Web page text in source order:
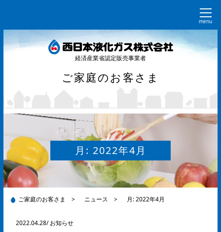
menu
経済産業省認定販売事業者
ご家庭のお客さま
月: 2022年4月
ご家庭のお客さま > ニュース > 月:2022年4月
2022.04.28/お知らせ